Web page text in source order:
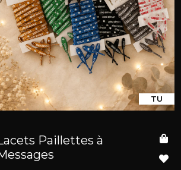
TU
Paillettes à